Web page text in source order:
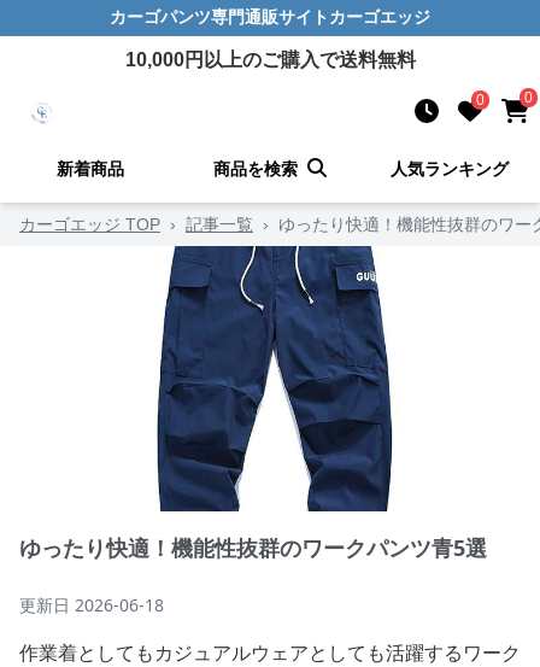
カーゴパンツ専門通販サイト カーゴエッジ
10,000円以上のご購入で送料無料
0 0
新着商品 商品を検索 人気ランキング
カーゴエッジ TOP › 記事一覧 › ゆったり快適！機能性抜群のワー
ゆったり快適！機能性抜群のワークパンツ青5選
更新日 2026-06-18
作業着としてもカジュアルウェアとしても活躍するワーク